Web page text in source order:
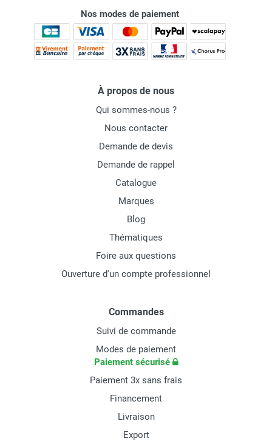
Nos modes de paiement
À propos de nous
Qui sommes-nous ?
Nous contacter
Demande de devis
Demande de rappel
Catalogue
Marques
Blog
Thématiques
Foire aux questions
Ouverture d'un compte professionnel
Commandes
Suivi de commande
Modes de paiement
Paiement sécurisé
Paiement 3x sans frais
Financement
Livraison
Export